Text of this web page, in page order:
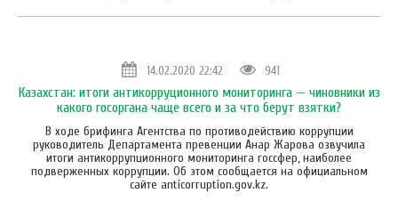
14.02.2020 22:42 941
Казахстан: итоги антикорруционного мониторинга — чиновники из
какого госоргана чаще всего и за что берут взятки?
В ходе брифинга Агентства по противодействию коррупции
руководитель Департамента превенции Анар Жарова озвучила
итоги антикоррупционного мониторинга госсфер, наиболее
подверженных коррупции. Об этом сообщается на официальном
сайте anticorruption.gov.kz.